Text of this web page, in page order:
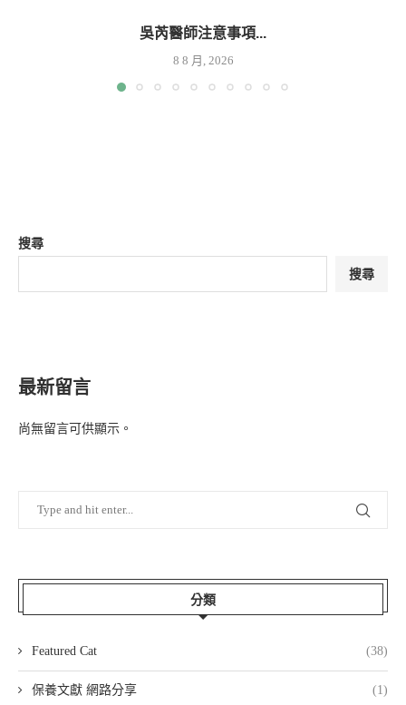
吳芮醫師注意事項...
8 8 月, 2026
搜尋
搜尋
最新留言
尚無留言可供顯示。
分類
Featured Cat (38)
保養文獻 網路分享 (1)